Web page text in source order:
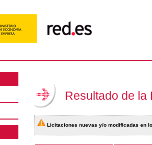
Resultado de la
Licitaciones nuevas y/o modificadas en